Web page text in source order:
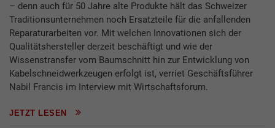
– denn auch für 50 Jahre alte Produkte hält das Schweizer
Traditionsunternehmen noch Ersatzteile für die anfallenden
Reparaturarbeiten vor. Mit welchen Innovationen sich der
Qualitätshersteller derzeit beschäftigt und wie der
Wissenstransfer vom Baumschnitt hin zur Entwicklung von
Kabelschneidwerkzeugen erfolgt ist, verriet Geschäftsführer
Nabil Francis im Interview mit Wirtschaftsforum.
JETZT LESEN